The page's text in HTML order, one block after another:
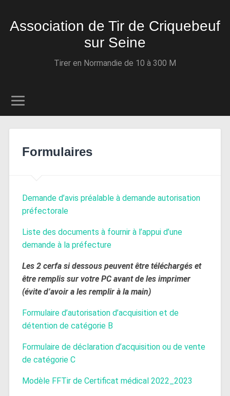
Association de Tir de Criquebeuf
sur Seine
Tirer en Normandie de 10 à 300 M
Formulaires
Demande d’avis préalable à demande autorisation
préfectorale
Liste des documents à fournir à l’appui d’une
demande à la préfecture
Les 2 cerfa si dessous peuvent être téléchargés et
être remplis sur votre PC avant de les imprimer
(évite d’avoir a les remplir à la main)
Formulaire d’autorisation d’acquisition et de
détention de catégorie B
Formulaire de déclaration d’acquisition ou de vente
de catégorie C
Modèle FFTir de Certificat médical 2022_2023